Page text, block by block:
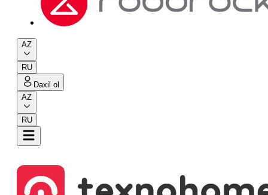
AZ
RU
Daxil ol
AZ
RU